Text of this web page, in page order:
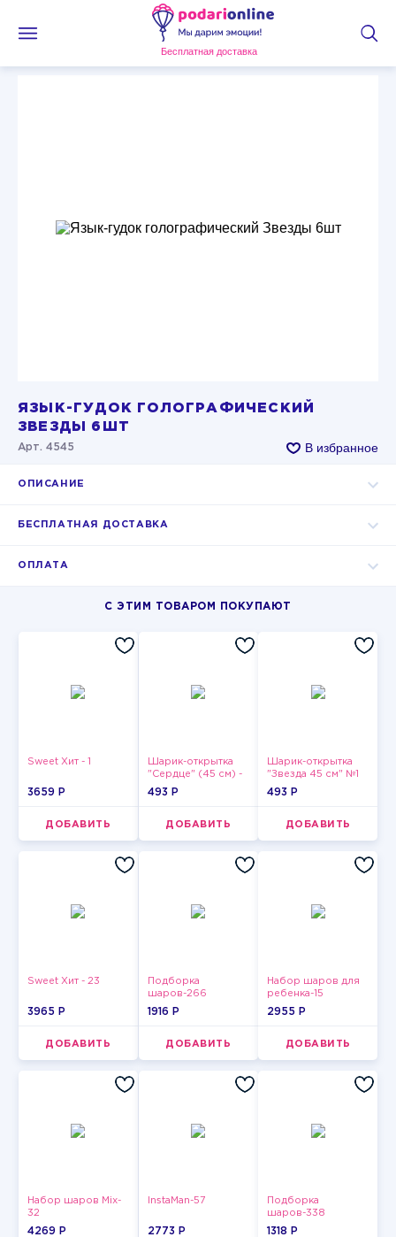
Бесплатная доставка
ЯЗЫК-ГУДОК ГОЛОГРАФИЧЕСКИЙ
ЗВЕЗДЫ 6ШТ
Арт. 4545 В избранное
ОПИСАНИЕ
БЕСПЛАТНАЯ ДОСТАВКА
ОПЛАТА
С ЭТИМ ТОВАРОМ ПОКУПАЮТ
Sweet Хит - 1
3659 P
ДОБАВИТЬ
Шарик-открытка
"Сердце" (45 см) -
2
493 P
ДОБАВИТЬ
Шарик-открытка
"Звезда 45 см" №1
493 P
ДОБАВИТЬ
Sweet Хит - 23
3965 P
ДОБАВИТЬ
Подборка
шаров-266
1916 P
ДОБАВИТЬ
Набор шаров для
ребенка-15
2955 P
ДОБАВИТЬ
Набор шаров Mix-
32
4269 P
InstaMan-57
2773 P
Подборка
шаров-338
1318 P